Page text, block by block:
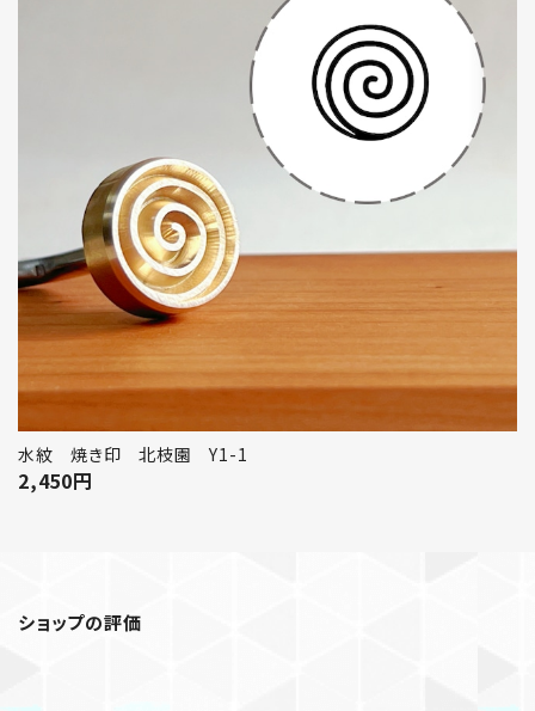
水紋 焼き印 北枝園 Y1-1
2,450円
ショップの評価